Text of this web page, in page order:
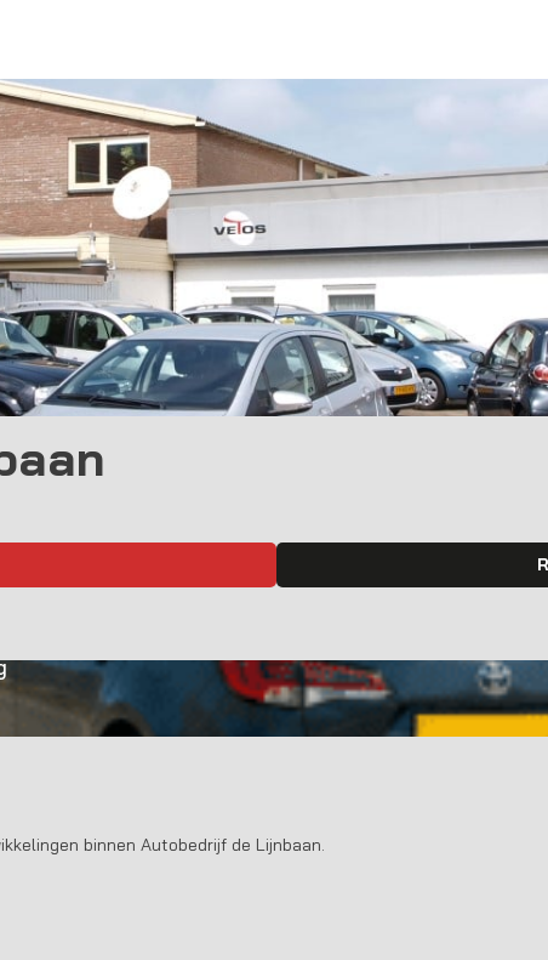
binnen Autobedrijf de Lijnbaan.